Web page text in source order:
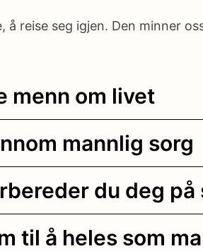
reise seg igjen. Den minner
menn om livet
mannlig sorg
du deg på
til å heles som